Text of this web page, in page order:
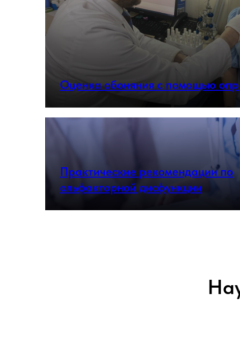
Оценка обоняния с помощью
Практические рекомендации по
ольфакторной дисфункции